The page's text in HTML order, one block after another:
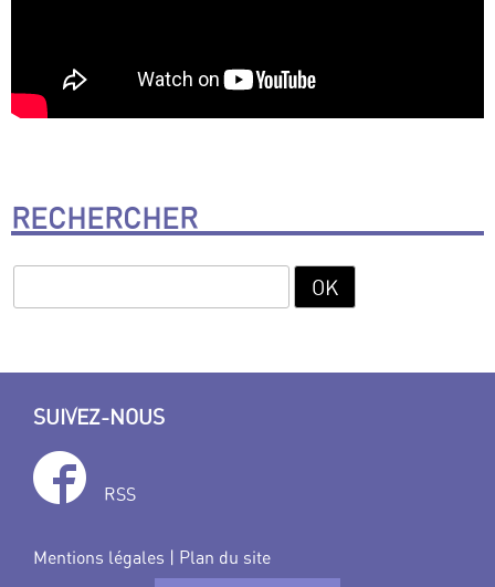
RECHERCHER
SUIVEZ-NOUS
RSS
Mentions légales | Plan du site